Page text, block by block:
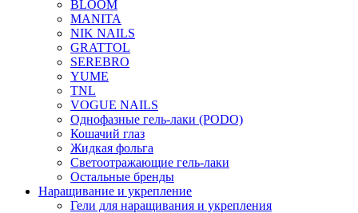
BLOOM
MANITA
NIK NAILS
GRATTOL
SEREBRO
YUME
TNL
VOGUE NAILS
Однофазные гель-лаки (PODO)
Кошачий глаз
Жидкая фольга
Светоотражающие гель-лаки
Остальные бренды
Наращивание и укрепление
Гели для наращивания и укрепления